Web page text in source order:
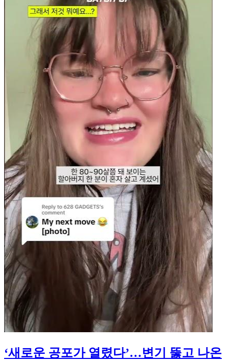
‘새로운 공포가 열렸다’…변기 뚫고 나온